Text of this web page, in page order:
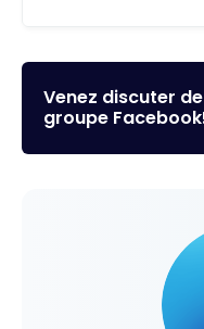
Venez discuter
groupe